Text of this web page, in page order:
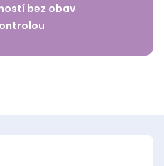
bez obav